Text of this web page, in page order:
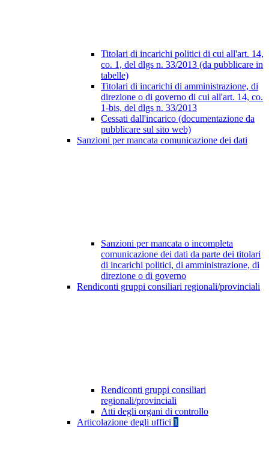
Titolari di incarichi politici di cui all'art. 14,
co. 1, del dlgs n. 33/2013 (da pubblicare in
tabelle)
Titolari di incarichi di amministrazione, di
direzione o di governo di cui all'art. 14, co.
1-bis, del dlgs n. 33/2013
Cessati dall'incarico (documentazione da
pubblicare sul sito web)
Sanzioni per mancata comunicazione dei dati
Sanzioni per mancata o incompleta
comunicazione dei dati da parte dei titolari
di incarichi politici, di amministrazione, di
direzione o di governo
Rendiconti gruppi consiliari regionali/provinciali
Rendiconti gruppi consiliari
regionali/provinciali
Atti degli organi di controllo
Articolazione degli uffici 1